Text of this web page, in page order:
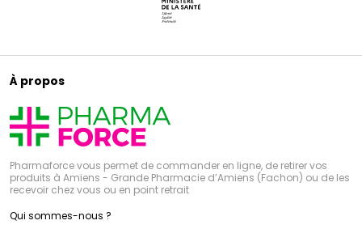
À propos
Pharmaforce vous permet de commander en ligne, de retirer vos
produits à Amiens - Grande Pharmacie d’Amiens (Fachon) ou de les
recevoir chez vous ou en point retrait
Qui sommes-nous ?